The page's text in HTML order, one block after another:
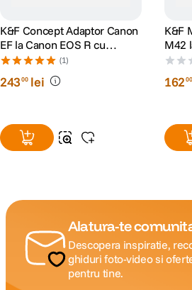
K&F Concept Adaptor Canon
EF la Canon EOS R cu
autofocus
(1)
24300 lei
K&F
M42
16200
Alatura-te
Descopera inspiratie,
ghiduri foto-video si
pentru tine.